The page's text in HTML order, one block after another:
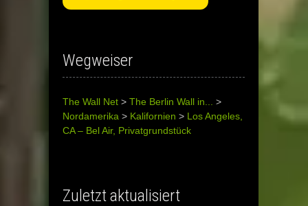
Wegweiser
The Wall Net > The Berlin Wall in...
>
Nordamerika > Kalifornien > Los Angeles,
CA – Bel Air, Privatgrundstück
Zuletzt aktualisiert